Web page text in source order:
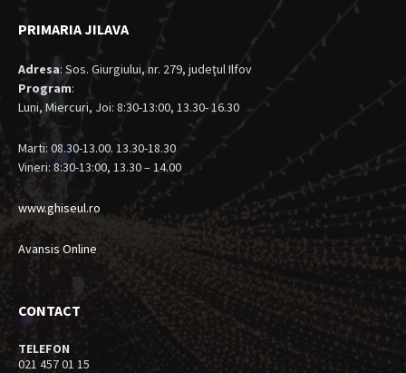
PRIMARIA JILAVA
Adresa: Sos. Giurgiului, nr. 279, judeţul Ilfov
Program:
Luni, Miercuri, Joi: 8:30-13:00, 13.30- 16.30
Marti: 08.30-13.00. 13.30-18.30
Vineri: 8:30-13:00, 13.30 – 14.00
www.ghiseul.ro
Avansis Online
CONTACT
TELEFON
021 457 01 15